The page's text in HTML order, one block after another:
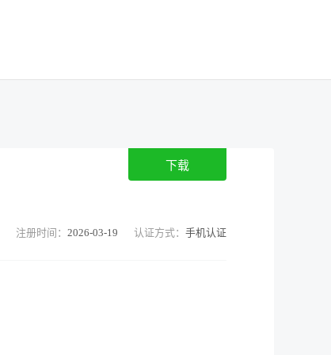
下载
注册时间： 2026-03-19 认证方式： 手机认证